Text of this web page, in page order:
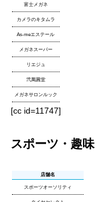
富士メガネ
カメラのキタムラ
As-meエステール
メガネスーパー
リエジュ
弐萬圓堂
メガネサロンルック
[cc id=11747]
スポーツ・趣味
店舗名
スポーツオーソリティ